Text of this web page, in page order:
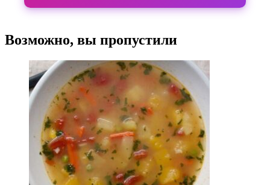
Возможно, вы пропустили